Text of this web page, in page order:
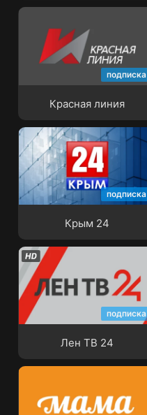
подписка
Красная линия
подписка
Крым 24
Крым 24
подписка
Лен ТВ 24
Лен ТВ 24